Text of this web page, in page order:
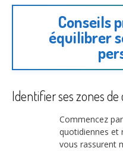
Conseils
équilibrer
Identifier ses zones
Commencez
quotidiennes et
vous rassurent